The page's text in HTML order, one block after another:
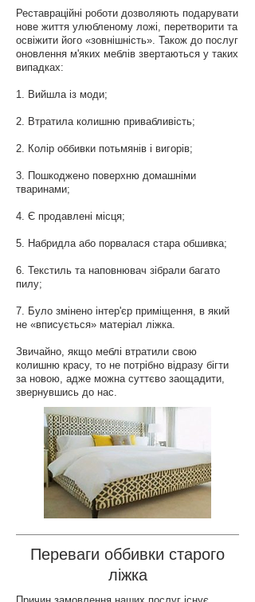
Реставраційні роботи дозволяють подарувати
нове життя улюбленому ложі, перетворити та
освіжити його «зовнішність». Також до послуг
оновлення м'яких меблів звертаються у таких
випадках:
1. Вийшла із моди;
2. Втратила колишню привабливість;
2. Колір оббивки потьмянів і вигорів;
3. Пошкоджено поверхню домашніми
тваринами;
4. Є продавлені місця;
5. Набридла або порвалася стара обшивка;
6. Текстиль та наповнювач зібрали багато
пилу;
7. Було змінено інтер'єр приміщення, в який
не «вписується» матеріал ліжка.
Звичайно, якщо меблі втратили свою
колишню красу, то не потрібно відразу бігти
за новою, адже можна суттєво заощадити,
звернувшись до нас.
Переваги оббивки старого
ліжка